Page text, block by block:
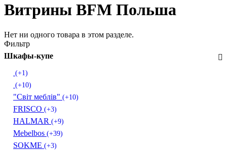
Витрины BFM Польша
Нет ни одного товара в этом разделе.
Фильтр
Шкафы-купе
(+1)
(+10)
"Світ меблів" (+10)
FRISCO (+3)
HALMAR (+9)
Mebelbos (+39)
SOKME (+3)